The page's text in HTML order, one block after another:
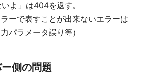
よ」は404を返す。
ーで表すことが出来ないエラーは
パラメータ誤り等）
側の問題